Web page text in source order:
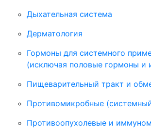
Дыхательная система
Дерматология
Гормоны для системного
(исключая половые гормоны и
Пищеварительный тракт и
Противомикробные
Противоопухолевые и